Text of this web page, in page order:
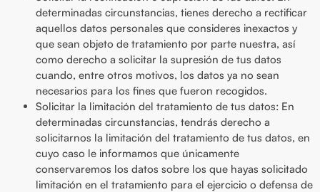
determinadas circunstancias, tienes derecho a rectificar
aquellos datos personales que consideres inexactos y
que sean objeto de tratamiento por parte nuestra, así
como derecho a solicitar la supresión de tus datos
cuando, entre otros motivos, los datos ya no sean
necesarios para los fines que fueron recogidos.
Solicitar la limitación del tratamiento de tus datos: En
determinadas circunstancias, tendrás derecho a
solicitarnos la limitación del tratamiento de tus datos, en
cuyo caso le informamos que únicamente
conservaremos los datos sobre los que hayas solicitado
limitación en el tratamiento para el ejercicio o defensa de